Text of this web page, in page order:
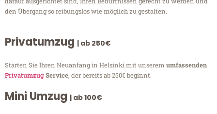
den Übergang so reibungslos wie möglich zu gestalten.
Privatumzug | ab 250€
Starten Sie Ihren Neuanfang in Helsinki mit unserem umfassenden
PrivatumzugService, der bereits ab 250€ beginnt.
Mini Umzug | ab 100€